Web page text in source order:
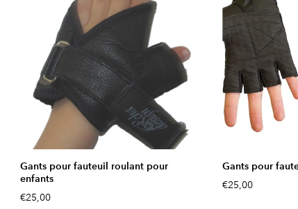
Gants pour fauteuil roulant pour
enfants
€25,00
Gants pour
€25,00